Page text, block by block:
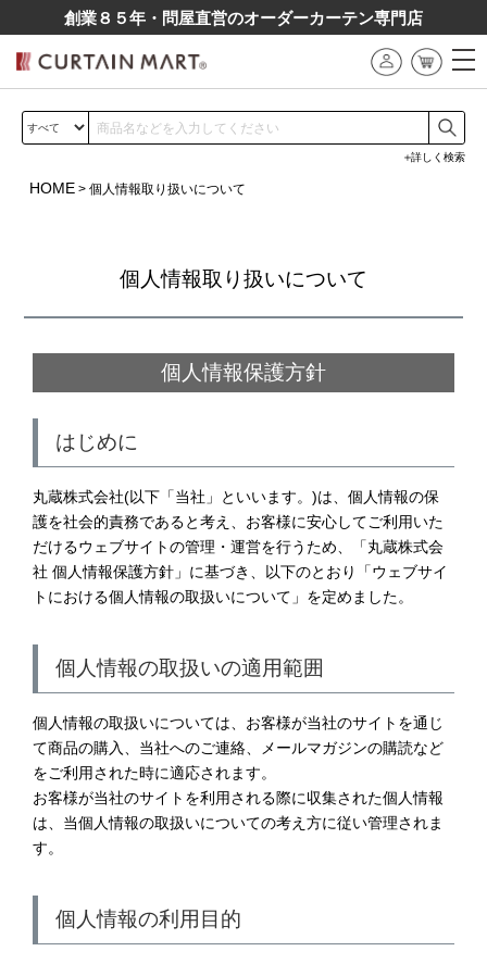
創業８５年・問屋直営のオーダーカーテン専⾨店
詳しく検索
HOME 個人情報取り扱いについて
個人情報取り扱いについて
個人情報保護方針
はじめに
丸蔵株式会社(以下「当社」といいます。)は、個人情報の保
護を社会的責務であると考え、お客様に安心してご利用いた
だけるウェブサイトの管理・運営を行うため、「丸蔵株式会
社 個人情報保護方針」に基づき、以下のとおり「ウェブサイ
トにおける個人情報の取扱いについて」を定めました。
個人情報の取扱いの適用範囲
個人情報の取扱いについては、お客様が当社のサイトを通じ
て商品の購入、当社へのご連絡、メールマガジンの購読など
をご利用された時に適応されます。
お客様が当社のサイトを利用される際に収集された個人情報
は、当個人情報の取扱いについての考え方に従い管理されま
す。
個人情報の利用目的